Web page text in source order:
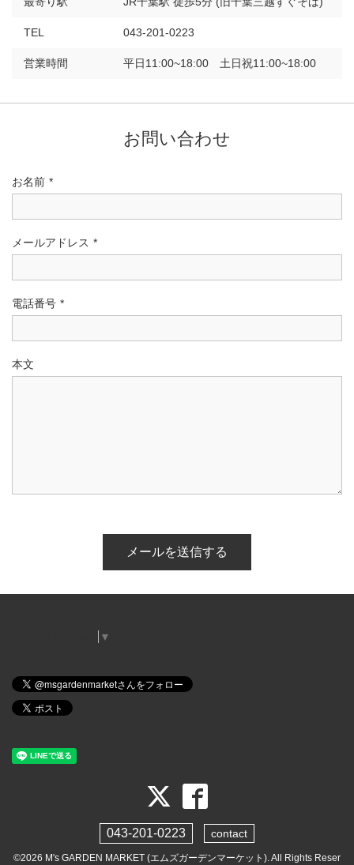
TEL 043-201-0223
営業時間 平日11:00~18:00 土日祝11:00~18:00
お問い合わせ
お名前 *
メールアドレス *
電話番号 *
本文
▼
043-201-0223 contact
©2026 M's GARDEN MARKET (エムズガーデンマーケット) . All Rights Reser